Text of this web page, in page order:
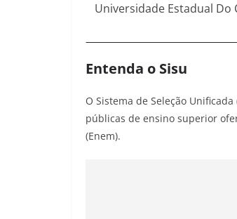
Universidade Estadual Do
Entenda o Sisu
O Sistema de Seleção
públicas de ensino superior
(Enem).